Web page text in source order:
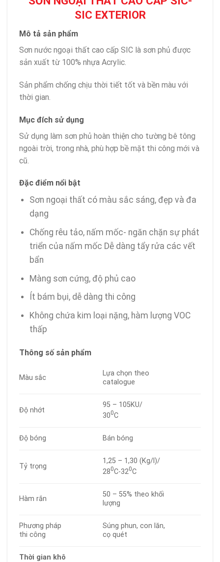
SIC EXTERIOR
Mô tả sản phẩm
Sơn nước ngoại thất cao cấp SIC là sơn phủ được
sản xuất từ 100% nhựa Acrylic.
Sản phẩm chống chịu thời tiết tốt và bền màu với
thời gian.
Mục đích sử dụng
Sử dụng làm sơn phủ hoàn thiện cho tường bê tông
ngoài trời, trong nhà, phù hợp bề mặt thi công mới và
cũ.
Đặc điểm nổi bật
Sơn ngoại thất có màu sắc sáng, đẹp và đa
dạng
Chống rêu tảo, nấm mốc- ngăn chặn sự phát
triển của nấm mốc Dễ dàng tẩy rửa các vết
bẩn
Màng sơn cứng, độ phủ cao
Ít bám bụi, dễ dàng thi công
Không chứa kim loại nặng, hàm lượng VOC
thấp
Thông số sản phẩm
Màu sắc
Lựa chọn theo
catalogue
Độ nhớt
95 – 105KU/
300C
Độ bóng Bán bóng
Tỷ trọng
1,25 – 1,30 (Kg/l)/
280C-320C
Hàm rắn
50 – 55% theo khối
lượng
Phương pháp
thi công
Súng phun, con lăn,
cọ quét
Thời gian khô